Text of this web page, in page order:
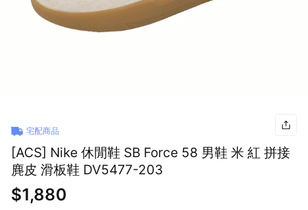
宅配商品
[ACS] Nike 休閒鞋 SB Force 58 男鞋 米 紅 拼接
麂皮 滑板鞋 DV5477-203
$1,880